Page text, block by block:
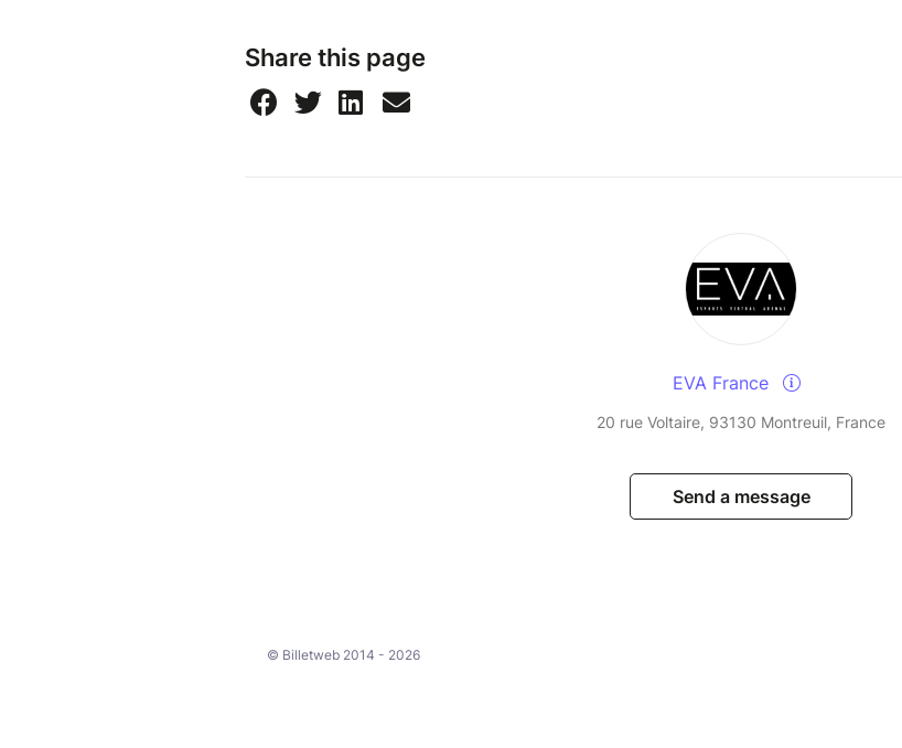
Share this page
EVA France
20 rue Voltaire, 93130 Montreuil, France
Send a message
© Billetweb 2014 - 2026